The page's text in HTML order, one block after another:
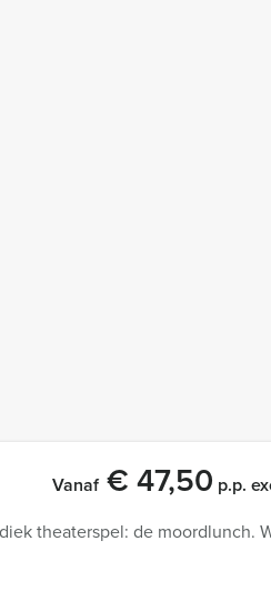
Vanaf€ 47,50 p.p.
theaterspel: de moordlunch.